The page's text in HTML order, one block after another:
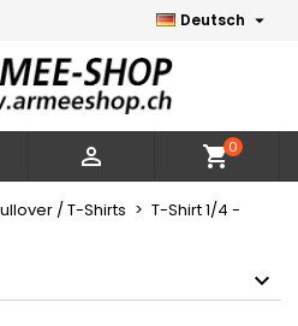
Deutsch 
 shopping_cart0
/ T-Shirts
T-Shirt 1/4 -
sein, um Artikel Ihrer
Abbrechen